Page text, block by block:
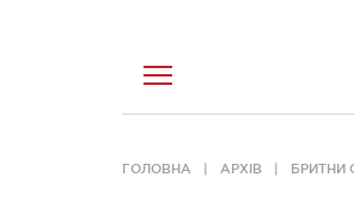
ГОЛОВНА АРХІВ БРИТНИ